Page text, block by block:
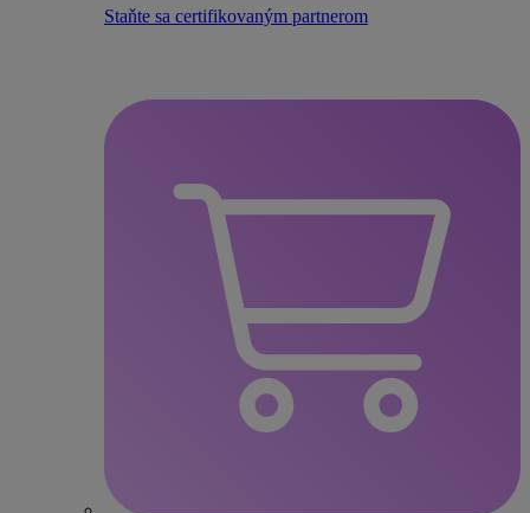
Staňte sa certifikovaným partnerom